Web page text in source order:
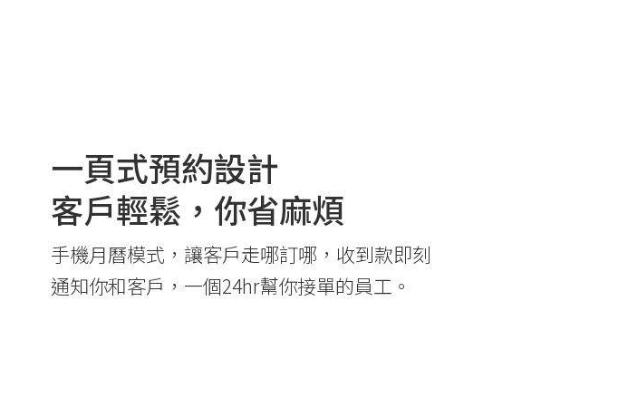
一頁式預約設計
客戶輕鬆，你省麻煩
手機月曆模式，讓客戶走哪訂哪，收到款即刻
通知你和客戶，一個24hr幫你接單的員工。